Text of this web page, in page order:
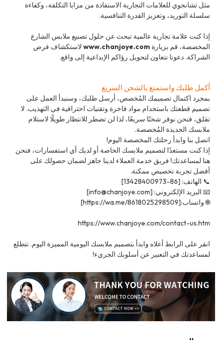
مثل تشانجوي للعلامات التجارية الاستفادة من مزايا التكلفة، وكفاءة
سلسلة التوريد، وتعزيز القدرة التنافسية.
إذا كنت علامة تجارية عالمية تبحث عن حلول تصنيع ملابس الشارع
المخصصة، قم بزيارة www.chanjoye.com لاستكشاف فرص
الشراكة. دعونا نتعاون لتحويل رؤاكم الإبداعية إلى واقع.
أكمل طلبك واستمتع بالشحن السريع
بمجرد اكتمال تصميمك المُخصص، أرسل طلبك، وسنبدأ العمل على
تصميم قطعتك باستخدام مواد فاخرة وتقنيات احترافية في التهذيب. لا
تقلق، فنحن نوفر شحنًا سريعًا، لذا لن تضطر للانتظار طويلًا لاستلام
ملابسك الجديدة المُخصصة.
اتصل بنا وابدأ رحلتك المخصصة اليوم!
إذا كنت مستعدًا لتصميم ملابسك الخاصة أو لديك أي استفسارات، فنحن
هنا لمساعدتك! فريق خدمة العملاء لدينا جاهز لضمان حصولك على
أفضل تجربة تخصيص ممكنة.
📞 الهاتف: [86-13428400973]
📧 البريد الإلكتروني: [info@chanjoye.com]
🌐 واتساب:[https://wa.me/8618025298509]
https://www.chanjoye.com/contact-us.htm
انقر على الرابط أعلاه وابدأ بتصميم ملابسك اليومية المميزة اليوم. نتطلع
لمساعدتك في التعبير عن أسلوبك الجريء!